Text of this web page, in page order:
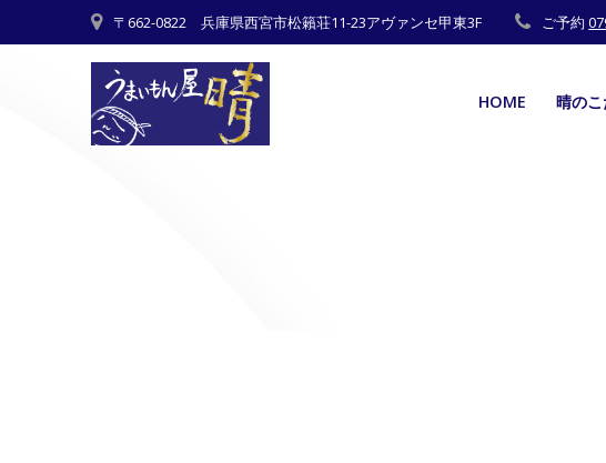
to
〒662-0822 兵庫県西宮市松籟荘11-23アヴァンセ甲東3F ご予約
HOME 晴のこ